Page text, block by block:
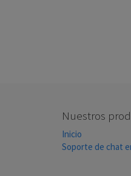
Nuestros
Inicio
Soporte de chat